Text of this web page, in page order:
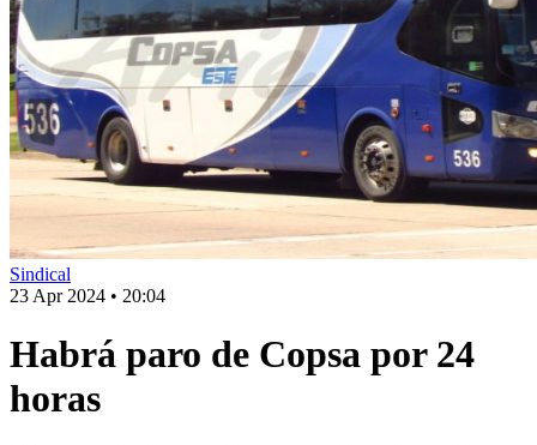
Sindical
23 Apr 2024 • 20:04
Habrá paro de Copsa por 24
horas